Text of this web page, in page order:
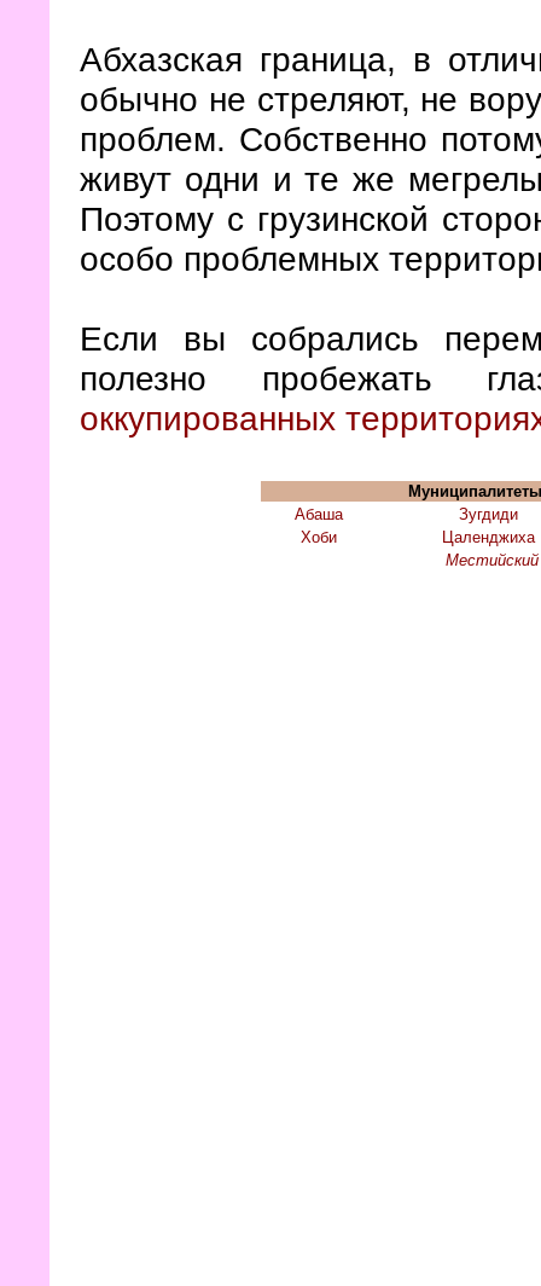
Абхазская граница, в
обычно не стреляют, не
проблем. Собственно
живут одни и те же
Поэтому с грузинской
особо проблемных
Если вы собрались
полезно пробежать
оккупированных
Абаша
Зугдиди
Хоби
Цаленджиха